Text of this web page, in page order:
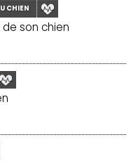
CHIEN
son chien